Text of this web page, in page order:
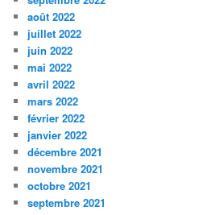
août 2022
juillet 2022
juin 2022
mai 2022
avril 2022
mars 2022
février 2022
janvier 2022
décembre 2021
novembre 2021
octobre 2021
septembre 2021